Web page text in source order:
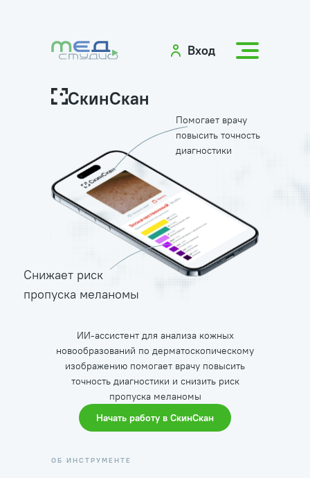
Вход
СкинСкан
Снижает риск
пропуска меланомы
Помогает врачу
повысить точность
диагностики
ИИ-ассистент для анализа кожных
новообразований по дерматоскопическому
изображению помогает врачу повысить
точность диагностики и снизить риск
пропуска меланомы
Начать работу в СкинСкан
ОБ ИНСТРУМЕНТЕ